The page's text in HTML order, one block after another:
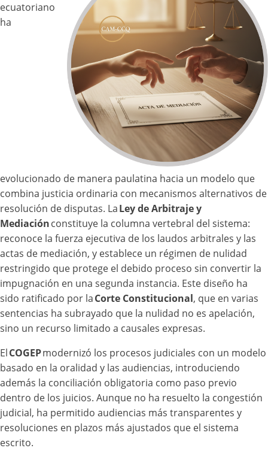
ecuatoriano
ha
evolucionado de manera paulatina hacia un modelo que
combina justicia ordinaria con mecanismos alternativos de
resolución de disputas. LaLey de Arbitraje y
Mediaciónconstituye la columna vertebral del sistema:
reconoce la fuerza ejecutiva de los laudos arbitrales y las
actas de mediación, y establece un régimen de nulidad
restringido que protege el debido proceso sin convertir la
impugnación en una segunda instancia. Este diseño ha
sido ratificado por laCorte Constitucional, que en varias
sentencias ha subrayado que la nulidad no es apelación,
sino un recurso limitado a causales expresas.
ElCOGEPmodernizó los procesos judiciales con un modelo
basado en la oralidad y las audiencias, introduciendo
además la conciliación obligatoria como paso previo
dentro de los juicios. Aunque no ha resuelto la congestión
judicial, ha permitido audiencias más transparentes y
resoluciones en plazos más ajustados que el sistema
escrito.